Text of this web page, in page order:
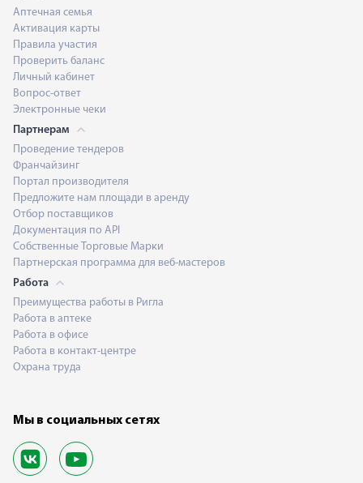
Аптечная семья
Активация карты
Правила участия
Проверить баланс
Личный кабинет
Вопрос-ответ
Электронные чеки
Партнерам
Проведение тендеров
Франчайзинг
Портал производителя
Предложите нам площади в аренду
Отбор поставщиков
Документация по API
Собственные Торговые Марки
Партнерская программа для веб-мастеров
Работа
Преимущества работы в Ригла
Работа в аптеке
Работа в офисе
Работа в контакт-центре
Охрана труда
Мы в социальных сетях